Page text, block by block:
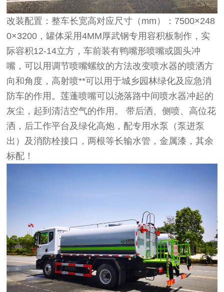
改装配置：整车长宽高对应尺寸（mm）：7500×248
0×3200，罐体采用4MM厚武钢专用容积板制作，实
际容积12-14立方，车前装有鸭嘴形喷嘴或圆头冲
嘴，可以用调节喷嘴螺纹的方法改变喷水器的喷洒方
向和角度，高射喷**可以用于城乡园林绿化及应急消
防车的作用。莲蓬喷嘴可以浇落路中间喷水器冲起的
灰尘，起到清洁空气的作用。 带后洒、侧喷、高位花
洒，后工作平台及绿化高炮，配专用水泵（泵进泵
出）及消防栓接口，两根等长输水管，金属漆，其余
标配！